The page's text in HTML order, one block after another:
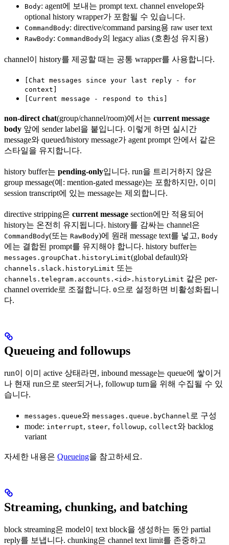
Body: agent에 보내는 prompt text. channel envelope와
optional history wrapper가 포함될 수 있습니다.
CommandBody: directive/command parsing용 raw user text
RawBody: CommandBody의 legacy alias (호환성 유지용)
channel이 history를 제공할 때는 공통 wrapper를 사용합니다.
[Chat messages since your last reply - for
context]
[Current message - respond to this]
non-direct chat(group/channel/room)에서는 current message
body 앞에 sender label을 붙입니다. 이렇게 하면 실시간
message와 queued/history message가 agent prompt 안에서 같은
스타일을 유지합니다.
history buffer는 pending-only입니다. run을 트리거하지 않은
group message(예: mention-gated message)는 포함하지만, 이미
session transcript에 있는 message는 제외합니다.
directive stripping은 current message section에만 적용되어
history는 온전히 유지됩니다. history를 감싸는 channel은
CommandBody(또는 RawBody)에 원래 message text를 넣고, Body
에는 결합된 prompt를 유지해야 합니다. history buffer는
messages.groupChat.historyLimit(global default)와
channels.slack.historyLimit 또는
channels.telegram.accounts.<id>.historyLimit 같은 per-
channel override로 조절합니다. 0 으로 설정하면 비활성화됩니
다.
Queueing and followups
run이 이미 active 상태라면, inbound message는 queue에 쌓이거
나 현재 run으로 steer되거나, followup turn을 위해 수집될 수 있
습니다.
messages.queue와 messages.queue.byChannel 로 구성
mode: interrupt, steer, followup, collect와 backlog
variant
자세한 내용은 Queueing을 참고하세요.
Streaming, chunking, and batching
block streaming은 model이 text block을 생성하는 동안 partial
reply를 보냅니다. chunking은 channel text limit를 존중하고